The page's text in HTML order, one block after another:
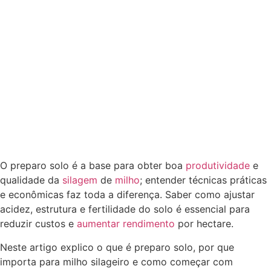
O preparo solo é a base para obter boa produtividade e
qualidade da silagem de milho; entender técnicas práticas
e econômicas faz toda a diferença. Saber como ajustar
acidez, estrutura e fertilidade do solo é essencial para
reduzir custos e aumentar rendimento por hectare.
Neste artigo explico o que é preparo solo, por que
importa para milho silageiro e como começar com